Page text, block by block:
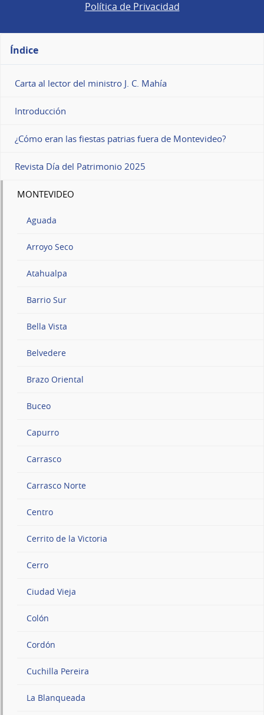
Política de Privacidad
Índice
Carta al lector del ministro J. C. Mahía
Introducción
¿Cómo eran las fiestas patrias fuera de Montevideo?
Revista Día del Patrimonio 2025
MONTEVIDEO
Aguada
Arroyo Seco
Atahualpa
Barrio Sur
Bella Vista
Belvedere
Brazo Oriental
Buceo
Capurro
Carrasco
Carrasco Norte
Centro
Cerrito de la Victoria
Cerro
Ciudad Vieja
Colón
Cordón
Cuchilla Pereira
La Blanqueada